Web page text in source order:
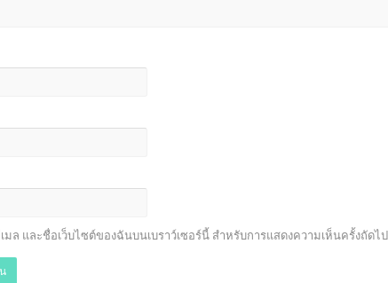
มล และชื่อเว็บไซต์ของฉันบนเบราว์เซอร์นี้ สำหรับการแสดงความเห็นครั้งถัดไป